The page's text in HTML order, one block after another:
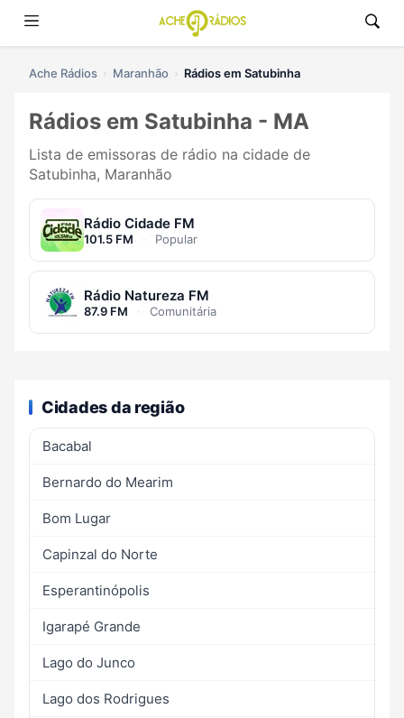
Ache Rádios Maranhão Rádios em Satubinha
Rádios em Satubinha - MA
Lista de emissoras de rádio na cidade de
Satubinha, Maranhão
Rádio Cidade FM
101.5 FM · Popular
Rádio Natureza FM
87.9 FM · Comunitária
Cidades da região
Bacabal
Bernardo do Mearim
Bom Lugar
Capinzal do Norte
Esperantinópolis
Igarapé Grande
Lago do Junco
Lago dos Rodrigues